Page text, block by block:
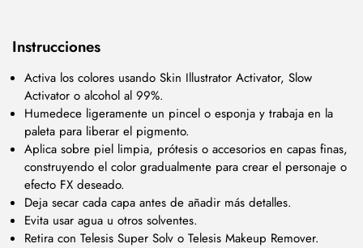
Instrucciones
Activa los colores usando Skin Illustrator Activator, Slow
Activator o alcohol al 99%.
Humedece ligeramente un pincel o esponja y trabaja en la
paleta para liberar el pigmento.
Aplica sobre piel limpia, prótesis o accesorios en capas finas,
construyendo el color gradualmente para crear el personaje o
efecto FX deseado.
Deja secar cada capa antes de añadir más detalles.
Evita usar agua u otros solventes.
Retira con Telesis Super Solv o Telesis Makeup Remover.